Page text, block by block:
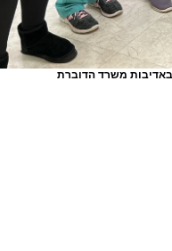
באדיבות משרד הדוברת